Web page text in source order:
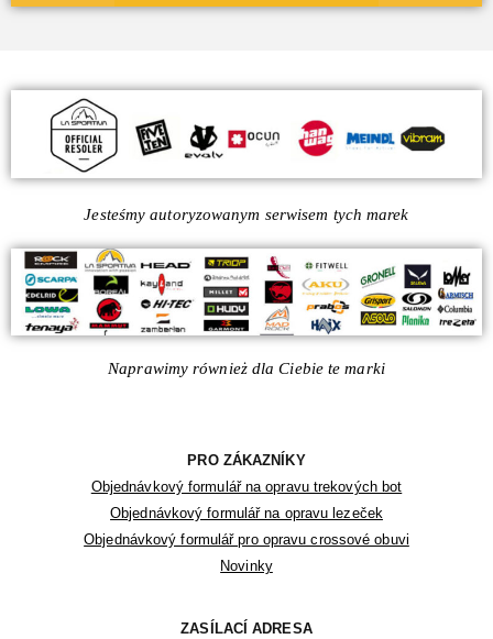
Jesteśmy autoryzowanym serwisem tych marek
Naprawimy również dla Ciebie te marki
PRO ZÁKAZNÍKY
Objednávkový formulář na opravu trekových bot
Objednávkový formulář na opravu lezeček
Objednávkový formulář pro opravu crossové obuvi
Novinky
ZASÍLACÍ ADRESA